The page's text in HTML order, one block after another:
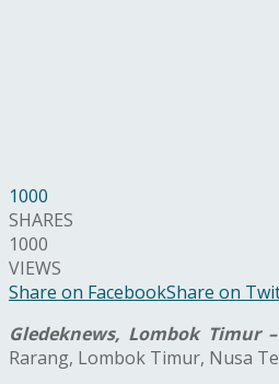
1000
SHARES
1000
VIEWS
Share on FacebookShare on
Gledeknews, Lombok Timur –
Rarang, Lombok Timur, Nusa